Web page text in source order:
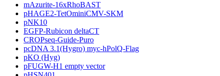
mAzurite-16xRhoBAST
pHAGE2-TetOminiCMV-SKM
pNK10
EGFP-Rubicon deltaCT
CROPseq-Guide-Puro
pcDNA 3.1(Hygro) myc-hPolQ-Flag
pKO (Hyg)
pFUGW-H1 empty vector